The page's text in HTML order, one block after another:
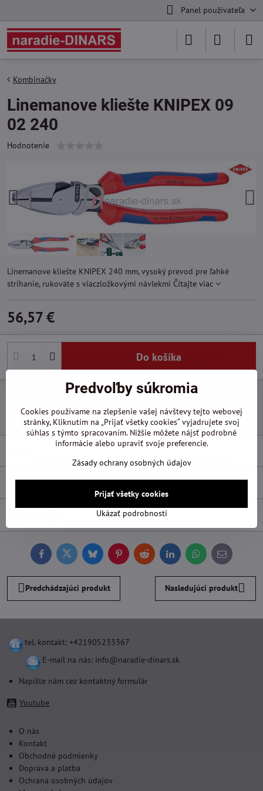
Panel používateľa
Kombinačky
Linemanove kliešte KNIPEX 09
02 240
Hodnotenie
Linemanove kliešte KNIPEX 240 mm, vysoký prevod pre ľahké
strihanie, rukoväte s viaczložkovými návlekmi Čítajte viac
56,57 €
Do košíka
Pridať k Obľúbeným Otázka k produktu
Doručenia
Výrobca:Knipex
Recenzie 0
FacebookTwitterBlueskyPinterestReddit LinkedInWhatsApp
E-
mail
Predchádzajúci produkt Nasledujúci produkt
tel. kontakt: +421905233367
E-mail na nás: info@naradie-dinars.sk
Napíšte nám cez kontaktný formulár
Youtube
O nás
Kontakt
Obchodné podmienky
Doprava a platba
Ochrana osobných údajov
Predvoľby súkromia
Cookies používame na zlepšenie vašej návštevy tejto webovej
stránky, Kliknutím na „Prijať všetky cookies“ vyjadrujete svoj
súhlas s týmto spracovaním. Nižšie môžete nájsť podrobné
informácie alebo upraviť svoje preferencie.
Zásady ochrany osobných údajov
Ukázať podrobnosti
Prijať všetky cookies